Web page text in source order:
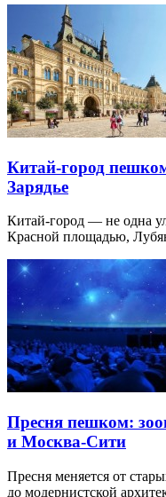
найти множество
Бульварное кольцо
десять бульваров
и проходит через
занимает почти…
Китай-город
Зарядье